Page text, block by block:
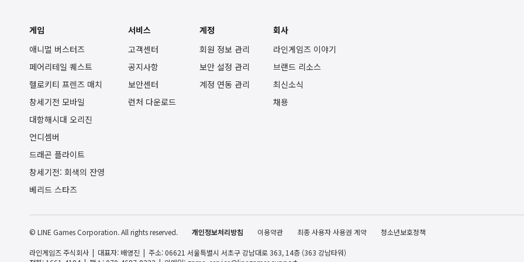
게임
애니멀 버스터즈
페어리테일 퀘스트
헬로키티 프렌즈 매치
창세기전 모바일
대항해시대 오리진
언디셈버
드래곤 플라이트
창세기전: 회색의 잔영
베리드 스타즈
서비스
고객센터
공지사항
보안센터
런처 다운로드
계정
회원 정보 관리
보안 설정 관리
계정 연동 관리
회사
라인게임즈 이야기
브랜드 리소스
최신소식
채용
© LINE Games Corporation. All rights reserved. 개인정보처리방침 이용약관 최종 사용자 사용권 계약 청소년보호정책
라인게임즈 주식회사 대표자: 배영진
주소: 06621 서울특별시 서초구 강남대로 363, 14층 (363 강남타워)